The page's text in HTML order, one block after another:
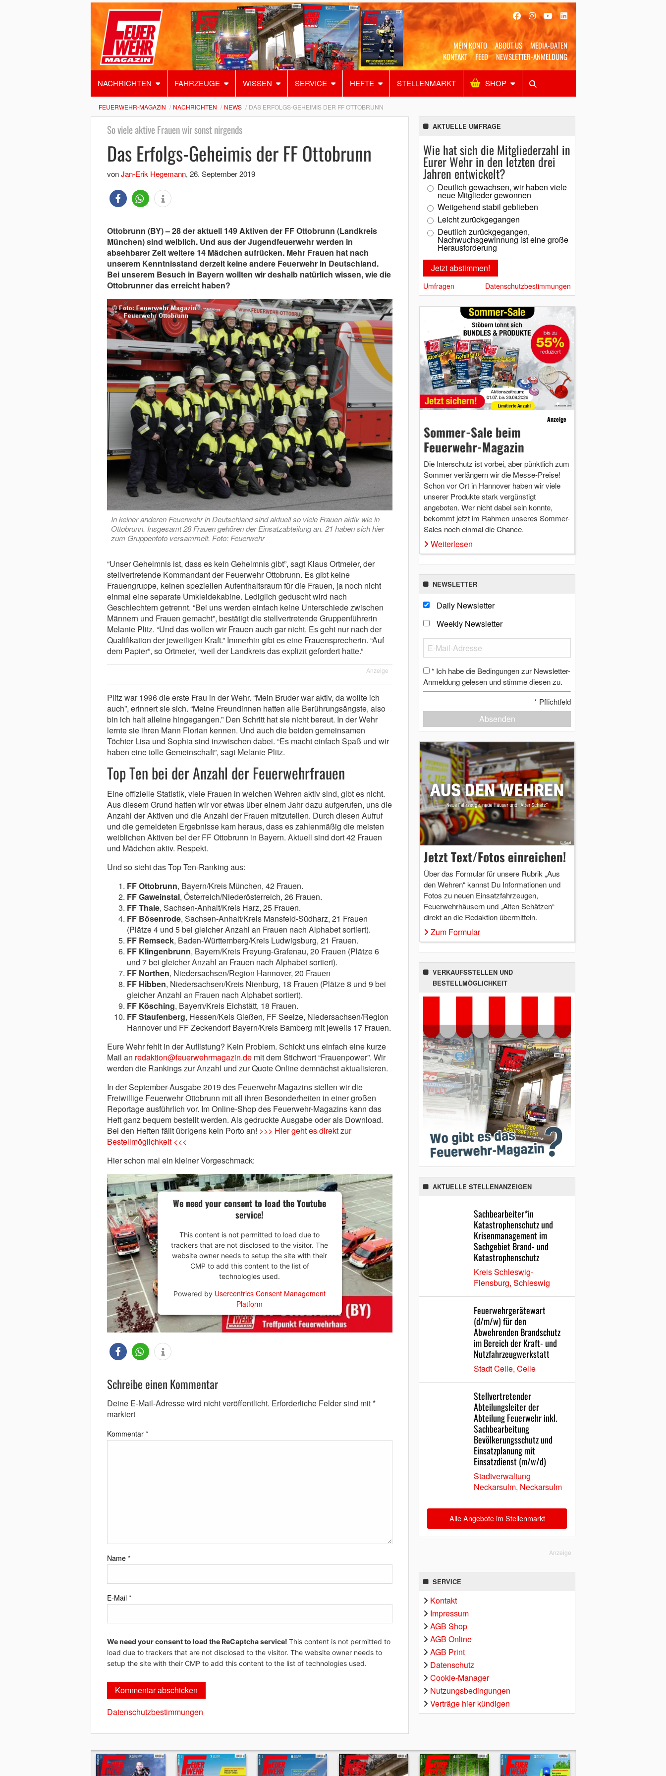
MEIN KONTO ABOUT US
MEDIA-DATEN
KONTAKT
FEED NEWSLETTER-ANMELDUNG
NACHRICHTEN FAHRZEUGE WISSEN SERVICE HEFTE STELLENMARKT SHOP
Alles Shop SUCHEN
FEUERWEHR-MAGAZIN NACHRICHTEN NEWS DAS ERFOLGS-GEHEIMIS DER FF OTTOBRUNN
So viele aktive Frauen wir sonst nirgends
Das Erfolgs-Geheimis der FF Ottobrunn
vonJan-Erik Hegemann, 26. September 2019
Ottobrunn (BY) – 28 der aktuell 149 Aktiven der FF Ottobrunn (Landkreis
München) sind weiblich. Und aus der Jugendfeuerwehr werden in
absehbarer Zeit weitere 14 Mädchen aufrücken. Mehr Frauen hat nach
unserem Kenntnisstand derzeit keine andere Feuerwehr in Deutschland.
Bei unserem Besuch in Bayern wollten wir deshalb natürlich wissen, wie die
Ottobrunner das erreicht haben?
In keiner anderen Feuerwehr in Deutschland sind aktuell so viele Frauen aktiv wie in
Ottobrunn. Insgesamt 28 Frauen gehören der Einsatzabteilung an. 21 haben sich hier
zum Gruppenfoto versammelt. Foto: Feuerwehr
“Unser Geheimnis ist, dass es kein Geheimnis gibt”, sagt Klaus Ortmeier, der
stellvertretende Kommandant der Feuerwehr Ottobrunn. Es gibt keine
Frauengruppe, keinen speziellen Aufenthaltsraum für die Frauen, ja noch nicht
einmal eine separate Umkleidekabine. Lediglich geduscht wird nach
Geschlechtern getrennt. “Bei uns werden einfach keine Unterschiede zwischen
Männern und Frauen gemacht”, bestätigt die stellvertretende Gruppenführerin
Melanie Plitz. “Und das wollen wir Frauen auch gar nicht. Es geht nur nach der
Qualifikation der jeweiligen Kraft.” Immerhin gibt es eine Frauensprecherin. “Auf
dem Papier”, so Ortmeier, “weil der Landkreis das explizit gefordert hatte.”
Anzeige
Plitz war 1996 die erste Frau in der Wehr. “Mein Bruder war aktiv, da wollte ich
auch”, erinnert sie sich. “Meine Freundinnen hatten alle Berührungsängste, also
bin ich halt alleine hingegangen.” Den Schritt hat sie nicht bereut. In der Wehr
lernte sie ihren Mann Florian kennen. Und auch die beiden gemeinsamen
Töchter Lisa und Sophia sind inzwischen dabei. “Es macht einfach Spaß und wir
haben eine tolle Gemeinschaft”, sagt Melanie Plitz.
Top Ten bei der Anzahl der Feuerwehrfrauen
Eine offizielle Statistik, viele Frauen in welchen Wehren aktiv sind, gibt es nicht.
Aus diesem Grund hatten wir vor etwas über einem Jahr dazu aufgerufen, uns die
Anzahl der Aktiven und die Anzahl der Frauen mitzuteilen. Durch diesen Aufruf
und die gemeldeten Ergebnisse kam heraus, dass es zahlenmäßig die meisten
weiblichen Aktiven bei der FF Ottobrunn in Bayern. Aktuell sind dort 42 Frauen
und Mädchen aktiv. Respekt.
Und so sieht das Top Ten-Ranking aus:
FF Ottobrunn, Bayern/Kreis München, 42 Frauen.
FF Gaweinstal, Österreich/Niederösterreich, 26 Frauen.
FF Thale, Sachsen-Anhalt/Kreis Harz, 25 Frauen.
FF Bösenrode, Sachsen-Anhalt/Kreis Mansfeld-Südharz, 21 Frauen
(Plätze 4 und 5 bei gleicher Anzahl an Frauen nach Alphabet sortiert).
FF Remseck, Baden-Württemberg/Kreis Ludwigsburg, 21 Frauen.
FF Klingenbrunn, Bayern/Kreis Freyung-Grafenau, 20 Frauen (Plätze 6
und 7 bei gleicher Anzahl an Frauen nach Alphabet sortiert).
FF Northen, Niedersachsen/Region Hannover, 20 Frauen
FF Hibben, Niedersachsen/Kreis Nienburg, 18 Frauen (Plätze 8 und 9 bei
gleicher Anzahl an Frauen nach Alphabet sortiert).
FF Kösching, Bayern/Kreis Eichstätt, 18 Frauen.
FF Staufenberg, Hessen/Keis Gießen, FF Seelze, Niedersachsen/Region
Hannover und FF Zeckendorf Bayern/Kreis Bamberg mit jeweils 17 Frauen.
Eure Wehr fehlt in der Auflistung? Kein Problem. Schickt uns einfach eine kurze
Mail an redaktion@feuerwehrmagazin.demit dem Stichwort “Frauenpower”. Wir
werden die Rankings zur Anzahl und zur Quote Online demnächst aktualisieren.
In der September-Ausgabe 2019 des Feuerwehr-Magazins stellen wir die
Freiwillige Feuerwehr Ottobrunn mit all ihren Besonderheiten in einer großen
Reportage ausführlich vor. Im Online-Shop des Feuerwehr-Magazins kann das
Heft ganz bequem bestellt werden. Als gedruckte Ausgabe oder als Download.
Bei den Heften fällt übrigens kein Porto an! >>> Hier geht es direkt zur
Bestellmöglichkeit <<<
Hier schon mal ein kleiner Vorgeschmack:
We need your consent to load the Youtube
service!
This content is not permitted to load due to
trackers that are not disclosed to the visitor. The
website owner needs to setup the site with their
CMP to add this content to the list of
technologies used.
Powered by Usercentrics Consent Management
Platform
Schreibe einen Kommentar
Deine E-Mail-Adresse wird nicht veröffentlicht. Erforderliche Felder sind mit*
markiert
Kommentar *
Name *
E-Mail *
We need your consent to load the ReCaptcha service! This content is not permitted to
load due to trackers that are not disclosed to the visitor. The website owner needs to
setup the site with their CMP to add this content to the list of technologies used.
Datenschutzbestimmungen
AKTUELLE UMFRAGE
Wie hat sich die Mitgliederzahl in
Eurer Wehr in den letzten drei
Jahren entwickelt?
Deutlich gewachsen, wir haben viele
neue Mitglieder gewonnen
Weitgehend stabil geblieben
Leicht zurückgegangen
Deutlich zurückgegangen,
Nachwuchsgewinnung ist eine große
Herausforderung
Umfragen Datenschutzbestimmungen
Anzeige
Sommer-Sale beim
Feuerwehr-Magazin
Die Interschutz ist vorbei, aber pünktlich zum
Sommer verlängern wir die Messe-Preise!
Schon vor Ort in Hannover haben wir viele
unserer Produkte stark vergünstigt
angeboten. Wer nicht dabei sein konnte,
bekommt jetzt im Rahmen unseres Sommer-
Sales noch einmal die Chance.
Weiterlesen
NEWSLETTER
Daily Newsletter
Weekly Newsletter
* Ich habe die Bedingungen zur Newsletter-
Anmeldung gelesen und stimme diesen zu.
* Pflichtfeld
Absenden
Jetzt Text/Fotos einreichen!
Über das Formular für unsere Rubrik „Aus
den Wehren“ kannst Du Informationen und
Fotos zu neuen Einsatzfahrzeugen,
Feuerwehrhäusern und „Alten Schätzen“
direkt an die Redaktion übermitteln.
Zum Formular
VERKAUFSSTELLEN UND
BESTELLMÖGLICHKEIT
AKTUELLE STELLENANZEIGEN
Sachbearbeiter*in
Katastrophenschutz und
Krisenmanagement im
Sachgebiet Brand- und
Katastrophenschutz
Kreis Schleswig-
Flensburg, Schleswig
Feuerwehrgerätewart
(d/m/w) für den
Abwehrenden Brandschutz
im Bereich der Kraft- und
Nutzfahrzeugwerkstatt
Stadt Celle, Celle
Stellvertretender
Abteilungsleiter der
Abteilung Feuerwehr inkl.
Sachbearbeitung
Bevölkerungsschutz und
Einsatzplanung mit
Einsatzdienst (m/w/d)
Stadtverwaltung
Neckarsulm, Neckarsulm
Alle Angebote im Stellenmarkt
Anzeige
SERVICE
Kontakt
Impressum
AGB Shop
AGB Online
AGB Print
Datenschutz
Cookie-Manager
Nutzungsbedingungen
Verträge hier kündigen